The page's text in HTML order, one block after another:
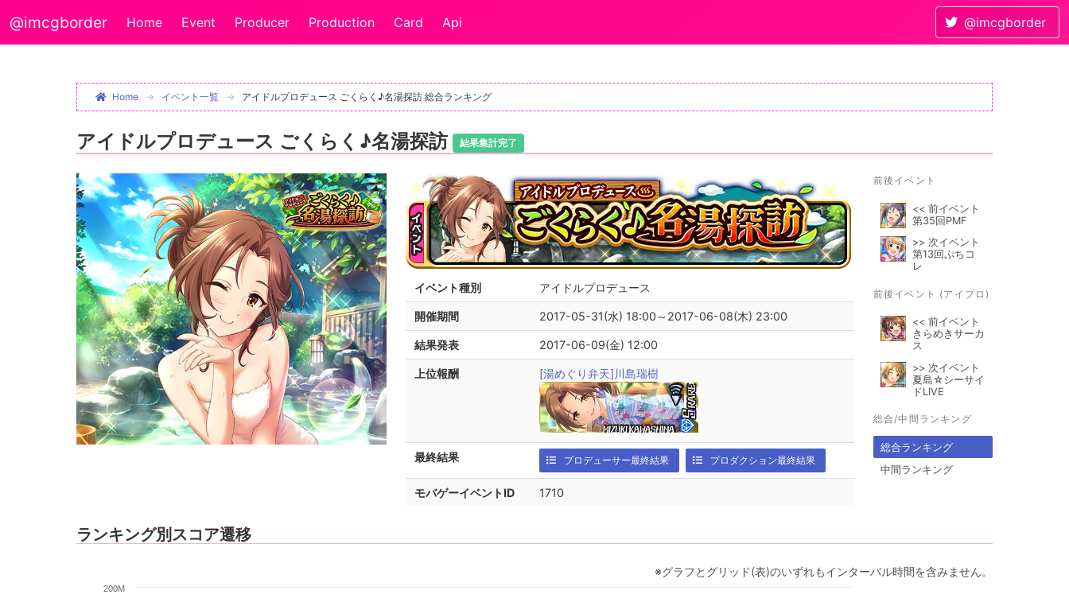
@imcgborder Home Event Producer Production Card Api @imcgborder
Home イベント一覧 アイドルプロデュース ごくらく♪名湯探訪 総合ランキング
アイドルプロデュース ごくらく♪名湯探訪 結果集計完了
イベント種別 アイドルプロデュース
開催期間 2017-05-31(水) 18:00～2017-06-08(木) 23:00
結果発表 2017-06-09(金) 12:00
上位報酬 [湯めぐり弁天]川島瑞樹
最終結果 プロデューサー最終結果 プロダクション最終結果
モバゲーイベントID 1710
前後イベント
<< 前イベント
第35回PMF
>> 次イベント
第13回ぷちコ
レ
前後イベント (アイプロ)
<< 前イベント
きらめきサーカ
ス
>> 次イベント
夏島☆シーサイ
ドLIVE
総合/中間ランキング
総合ランキング
中間ランキング
ランキング別スコア遷移
※グラフとグリッド(表)のいずれもインターバル時間を含みません。
200M